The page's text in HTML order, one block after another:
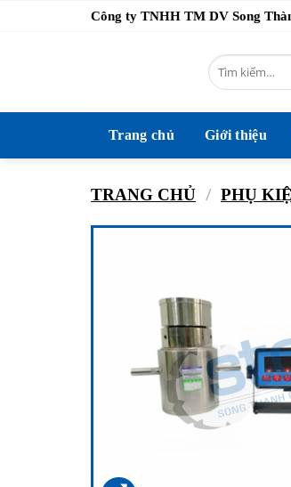
Công ty TNHH TM DV Song
Tìm
kiếm:
Trang chủ Giới thiệu
TRANG CHỦ / PHỤ